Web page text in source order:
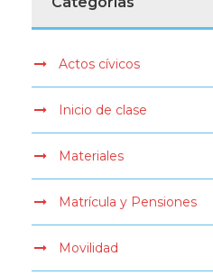
Actos cívicos
Inicio de clase
Materiales
Matrícula y Pensiones
Movilidad